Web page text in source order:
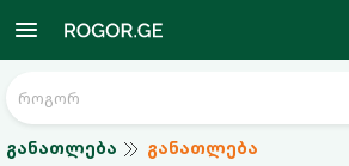
განათლება განათლება